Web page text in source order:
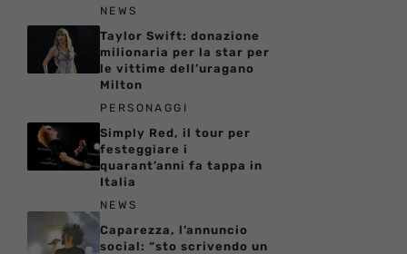
NEWS
Taylor Swift: donazione
milionaria per la star per
le vittime dell’uragano
Milton
PERSONAGGI
Simply Red, il tour per
festeggiare i
quarant’anni fa tappa in
Italia
NEWS
Caparezza, l’annuncio
social: “sto scrivendo un